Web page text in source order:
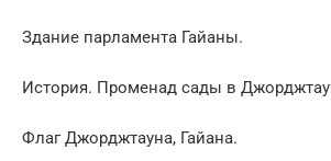
Здание парламента Гайаны.
История. Променад сады в
Флаг Джорджтауна, Гайана.